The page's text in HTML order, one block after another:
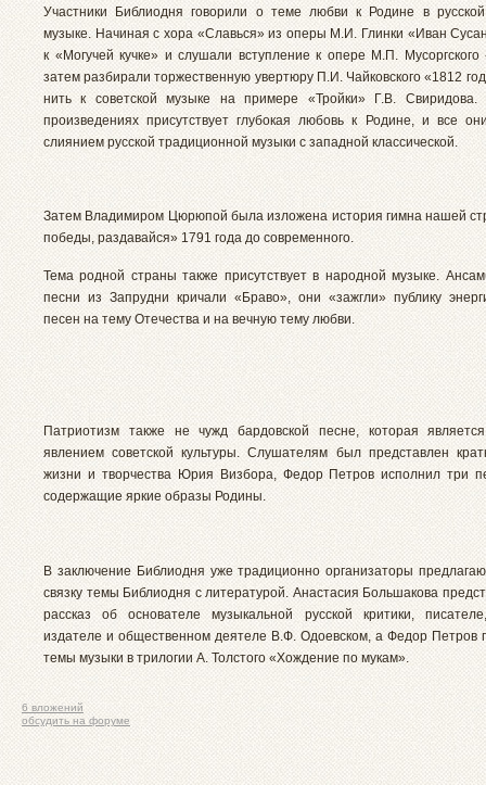
Участники Библиодня говорили о теме любви к Родине в русской
музыке. Начиная с хора «Славься» из оперы М.И. Глинки «Иван
к «Могучей кучке» и слушали вступление к опере М.П.
затем разбирали торжественную увертюру П.И. Чайковского «1812
нить к советской музыке на примере «Тройки» Г.В. Свиридова.
произведениях присутствует глубокая любовь к Родине, и все
слиянием русской традиционной музыки с западной классической.
Затем Владимиром Цюрюпой была изложена история гимна нашей
победы, раздавайся» 1791 года до современного.
Тема родной страны также присутствует в народной музыке.
песни из Запрудни кричали «Браво», они «зажгли» публику
песен на тему Отечества и на вечную тему любви.
Патриотизм также не чужд бардовской песне, которая
явлением советской культуры. Слушателям был представлен
жизни и творчества Юрия Визбора, Федор Петров исполнил три
содержащие яркие образы Родины.
В заключение Библиодня уже традиционно организаторы
связку темы Библиодня с литературой. Анастасия Большакова
рассказ об основателе музыкальной русской критики,
издателе и общественном деятеле В.Ф. Одоевском, а Федор Петров
темы музыки в трилогии А. Толстого «Хождение по мукам».
6 вложений
обсудить на форуме